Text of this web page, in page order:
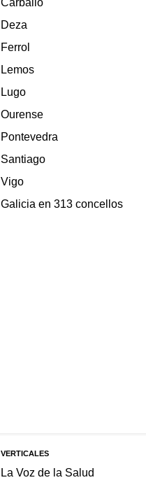
Deza
Ferrol
Lemos
Lugo
Ourense
Pontevedra
Santiago
Vigo
Galicia en 313 concellos
VERTICALES
La Voz de la Salud